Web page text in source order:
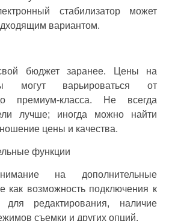
стабилизатор может
вариантом.
бюджет заранее. Цены на
могут варьироваться от
премиум-класса. Не всегда
лучше; иногда можно найти
цены и качества.
функции
на дополнительные
как возможность подключения к
для редактирования, наличие
съемки и других опций.